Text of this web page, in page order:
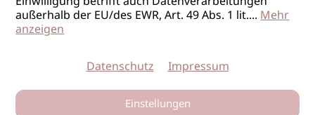
außerhalb der EU/des EWR, Art. 49 Abs. 1 lit....Mehr
anzeigen
Datenschutz Impressum
Einstellungen